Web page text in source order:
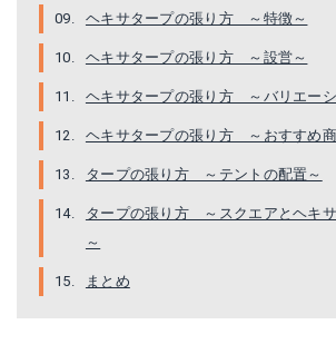
ヘキサタープの張り方 ～特徴～
ヘキサタープの張り方 ～設営～
ヘキサタープの張り方 ～バリエー
ヘキサタープの張り方 ～おすすめ商
タープの張り方 ～テントの配置～
タープの張り方 ～スクエアとヘキ
～
まとめ